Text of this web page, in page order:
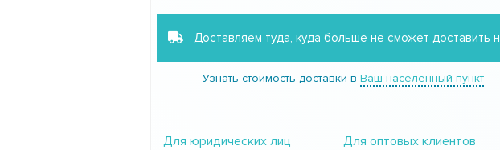
Доставляем туда, куда больше не сможет доставить
Узнать стоимость доставки вВаш населенный пункт
Для юридических лиц
Для оптовых клиентов